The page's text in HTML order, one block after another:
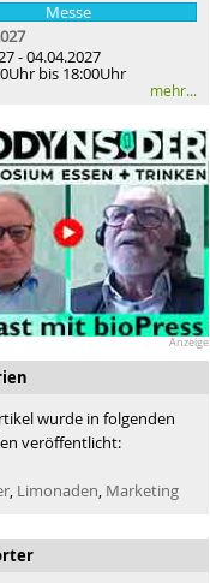
Messe
- 04.04.2027
bis 18:00Uhr
mehr...
Anzeige
wurde in folgenden
veröffentlicht:
Limonaden Marketing